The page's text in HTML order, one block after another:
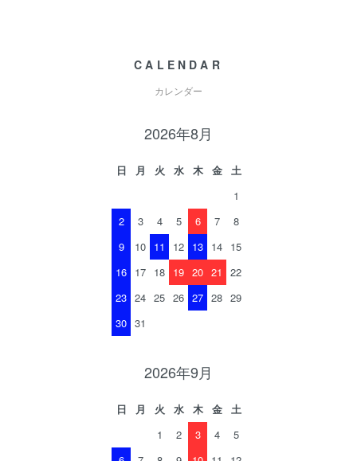
CALENDAR
カレンダー
2026年8月
日 月 火 水 木 金
土
1
2
3 4 5 6 7
8
9
10 11 12 13 14 15
16 17 18 19 20 21
22
23 24 25 26 27 28 29
30 31
2026年9月
日 月 火 水 木 金
土
1
2 3 4
5